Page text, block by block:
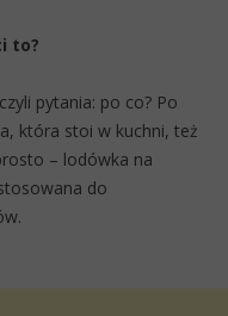
to?
pytania: po co? Po
która stoi w kuchni, też
– lodówka na
do